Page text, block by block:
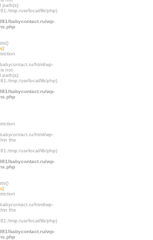
path(s):
tmp:/usr/local/lib/php)
babycontact.ru/wp-
]:
html/wp-
not
path(s):
tmp:/usr/local/lib/php)
babycontact.ru/wp-
html/wp-
the
tmp:/usr/local/lib/php)
babycontact.ru/wp-
]:
html/wp-
the
tmp:/usr/local/lib/php)
babycontact.ru/wp-